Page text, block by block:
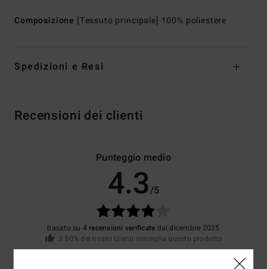
Composizione [Tessuto principale] 100% poliestere
Spedizioni e Resi
Recensioni dei clienti
Punteggio medio
4.3/5
basato su 4 recensioni verificate dal dicembre 2025
Il 50% dei nostri clienti consiglia questo prodotto